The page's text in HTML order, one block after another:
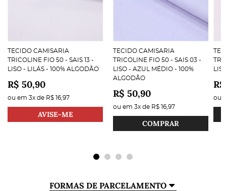
TECIDO CAMISARIA
TRICOLINE FIO 50 - SAIS 13 -
LISO - LILÁS - 100% ALGODÃO
R$ 50,90
ou em 3x de R$ 16,97
AVISE-ME
TECIDO CAMISARIA
TRICOLINE FIO 50 - SAIS 03 -
LISO - AZUL MÉDIO - 100%
ALGODÃO
R$ 50,90
ou em 3x de R$ 16,97
COMPRAR
ou
FORMAS DE PARCELAMENTO